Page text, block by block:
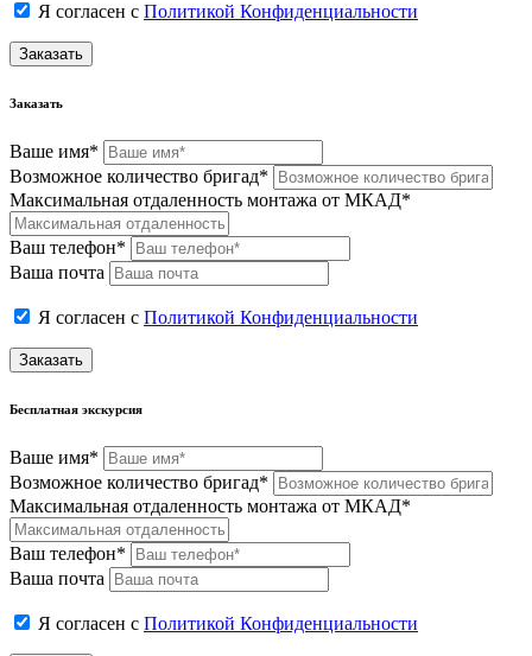
Я согласен с Политикой Конфиденциальности
Заказать
Заказать
Ваше имя*
Возможное количество бригад*
Максимальная отдаленность монтажа от МКАД*
Ваш телефон*
Ваша почта
Я согласен с Политикой Конфиденциальности
Заказать
Бесплатная экскурсия
Ваше имя*
Возможное количество бригад*
Максимальная отдаленность монтажа от МКАД*
Ваш телефон*
Ваша почта
Я согласен с Политикой Конфиденциальности